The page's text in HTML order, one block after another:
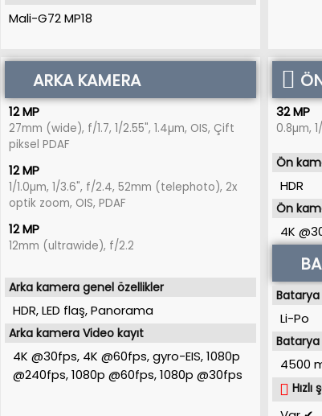
Mali-G72 MP18
ARKA KAMERA
12 MP
27mm (wide), f/1.7, 1/2.55", 1.4µm, OIS, Çift
piksel PDAF
12 MP
1/1.0µm, 1/3.6", f/2.4, 52mm (telephoto), 2x
optik zoom, OIS, PDAF
12 MP
12mm (ultrawide), f/2.2
Arka kamera genel özellikler
HDR, LED flaş, Panorama
Arka kamera Video kayıt
4K @30fps, 4K @60fps, gyro-EIS, 1080p
@240fps, 1080p @60fps, 1080p @30fps
32 MP
0.8µm,
Ön
HDR
Ön
4K
Li-Po
4500
Hızlı